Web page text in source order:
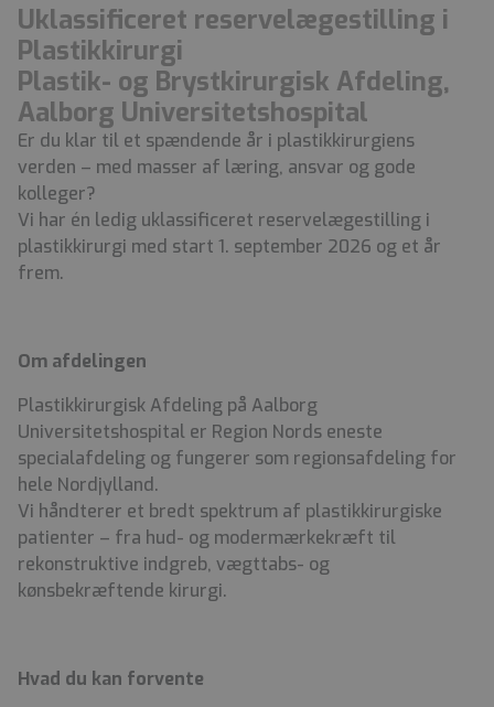
Uklassificeret reservelægestilling i
Plastikkirurgi
Plastik- og Brystkirurgisk Afdeling,
Aalborg Universitetshospital
Er du klar til et spændende år i plastikkirurgiens
verden – med masser af læring, ansvar og gode
kolleger?
Vi har én ledig uklassificeret reservelægestilling i
plastikkirurgi med start 1. september 2026 og et år
frem.
Om afdelingen
Plastikkirurgisk Afdeling på Aalborg
Universitetshospital er Region Nords eneste
specialafdeling og fungerer som regionsafdeling for
hele Nordjylland.
Vi håndterer et bredt spektrum af plastikkirurgiske
patienter – fra hud- og modermærkekræft til
rekonstruktive indgreb, vægttabs- og
kønsbekræftende kirurgi.
Hvad du kan forvente